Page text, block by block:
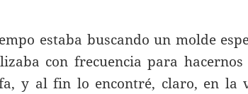
estaba buscando un molde
con frecuencia para
y al fin lo encontré, claro, en la